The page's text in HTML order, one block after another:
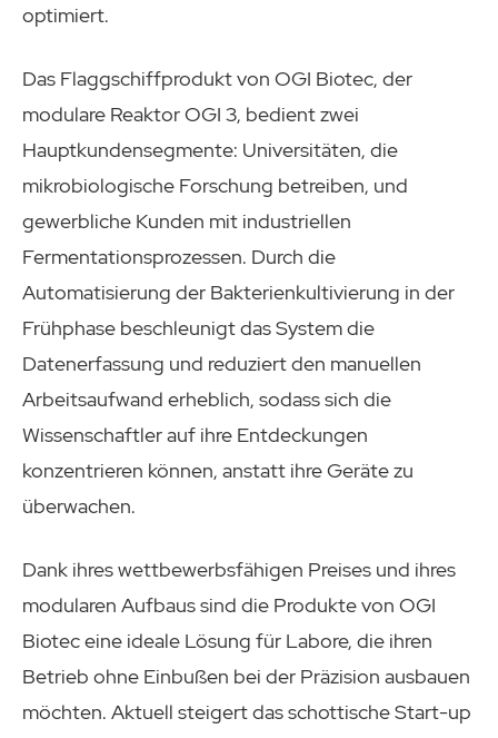
optimiert.
Das Flaggschiffprodukt von OGI Biotec, der
modulare Reaktor OGI 3, bedient zwei
Hauptkundensegmente: Universitäten, die
mikrobiologische Forschung betreiben, und
gewerbliche Kunden mit industriellen
Fermentationsprozessen. Durch die
Automatisierung der Bakterienkultivierung in der
Frühphase beschleunigt das System die
Datenerfassung und reduziert den manuellen
Arbeitsaufwand erheblich, sodass sich die
Wissenschaftler auf ihre Entdeckungen
konzentrieren können, anstatt ihre Geräte zu
überwachen.
Dank ihres wettbewerbsfähigen Preises und ihres
modularen Aufbaus sind die Produkte von OGI
Biotec eine ideale Lösung für Labore, die ihren
Betrieb ohne Einbußen bei der Präzision ausbauen
möchten. Aktuell steigert das schottische Start-up